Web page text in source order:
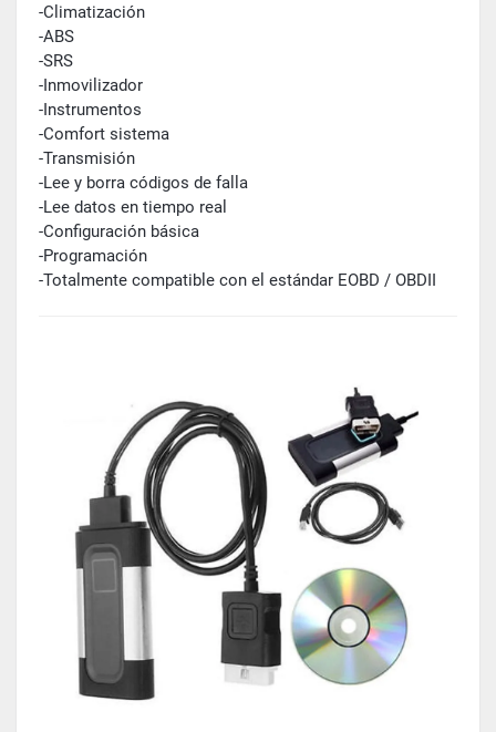
-Climatización
-ABS
-SRS
-Inmovilizador
-Instrumentos
-Comfort sistema
-Transmisión
-Lee y borra códigos de falla
-Lee datos en tiempo real
-Configuración básica
-Programación
-Totalmente compatible con el estándar EOBD / OBDII